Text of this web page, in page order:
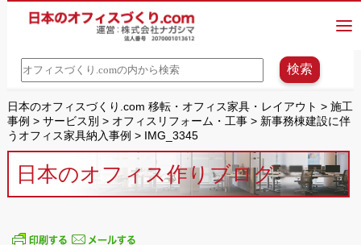
日本のオフィスづくり.com 移転・オフィス家具・レイアウト > 施工
事例 > サービス別 > オフィスリフォーム・工事> 新事務棟建設に伴
うオフィス家具納入事例 > IMG_3345
日本のオフィス作りブログ